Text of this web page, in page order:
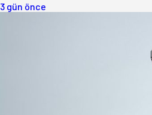
3 gün önce